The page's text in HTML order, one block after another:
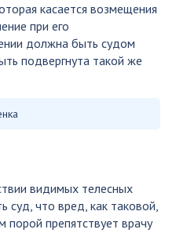
касается возмещения
при его
должна быть судом
подвергнута такой же
видимых телесных
суд, что вред, как таковой,
порой препятствует врачу